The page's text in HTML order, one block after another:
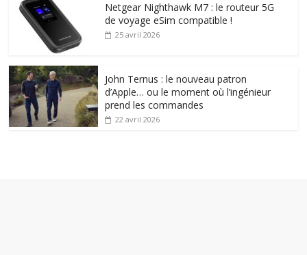
Netgear Nighthawk M7 : le routeur 5G
de voyage eSim compatible !
25 avril 2026
John Ternus : le nouveau patron
d’Apple… ou le moment où l’ingénieur
prend les commandes
22 avril 2026